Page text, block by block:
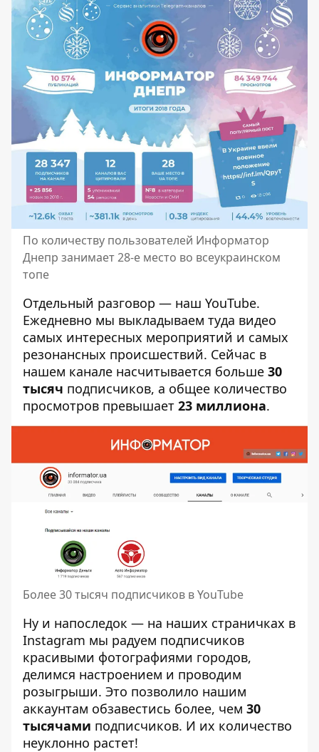
По количеству пользователей Информатор
Днепр занимает 28-е место во всеукраинском
топе
Отдельный разговор — наш YouTube.
Ежедневно мы выкладываем туда видео
самых интересных мероприятий и самых
резонансных происшествий. Сейчас в
нашем канале насчитывается больше 30
тысяч подписчиков, а общее количество
просмотров превышает 23 миллиона.
Более 30 тысяч подписчиков в YouTube
Ну и напоследок — на наших страничках в
Instagram мы радуем подписчиков
красивыми фотографиями городов,
делимся настроением и проводим
розыгрыши. Это позволило нашим
аккаунтам обзавестись более, чем 30
тысячами подписчиков. И их количество
неуклонно растет!